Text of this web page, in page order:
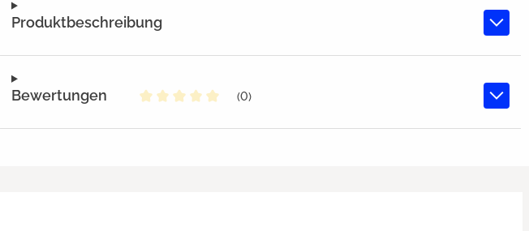
Produktbeschreibung
Bewertungen
(0)